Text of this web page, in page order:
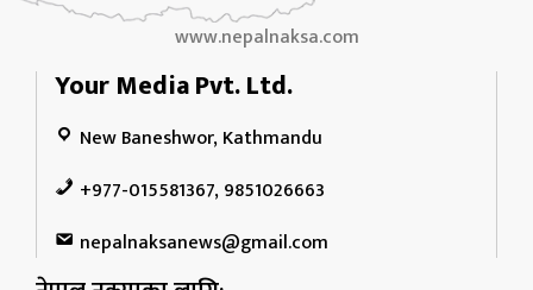
www.nepalnaksa.com
Your Media Pvt. Ltd.
New Baneshwor, Kathmandu
+977-015581367, 9851026663
nepalnaksanews@gmail.com